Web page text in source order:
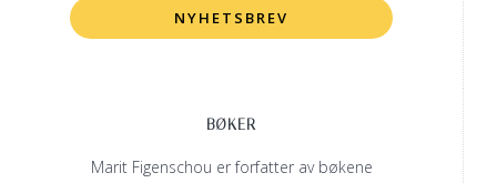
BØKER
Marit Figenschou er forfatter av bøkene